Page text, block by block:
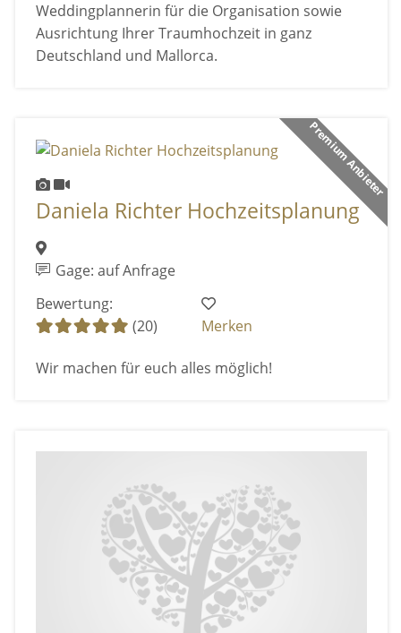
Weddingplannerin für die Organisation sowie
Ausrichtung Ihrer Traumhochzeit in ganz
Deutschland und Mallorca.
Premium Anbieter
Daniela Richter Hochzeitsplanung
Gage: auf Anfrage
Bewertung:
(20)
Merken
Wir machen für euch alles möglich!